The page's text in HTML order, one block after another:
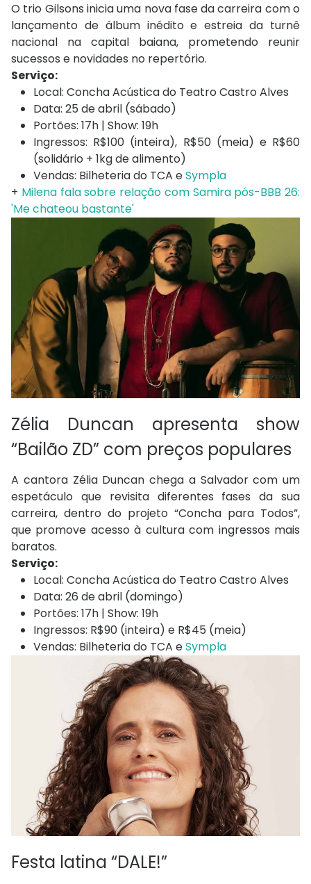
O trio Gilsons inicia uma nova fase da carreira com o
lançamento de álbum inédito e estreia da turnê
nacional na capital baiana, prometendo reunir
sucessos e novidades no repertório.
Serviço:
Local: Concha Acústica do Teatro Castro Alves
Data: 25 de abril (sábado)
Portões: 17h | Show: 19h
Ingressos: R$100 (inteira), R$50 (meia) e R$60
(solidário + 1kg de alimento)
Vendas: Bilheteria do TCA eSympla
+ Milena fala sobre relação com Samira pós-BBB 26:
'Me chateou bastante'
Zélia Duncan apresenta show
“Bailão ZD” com preços populares
A cantora Zélia Duncan chega a Salvador com um
espetáculo que revisita diferentes fases da sua
carreira, dentro do projeto “Concha para Todos”,
que promove acesso à cultura com ingressos mais
baratos.
Serviço:
Local: Concha Acústica do Teatro Castro Alves
Data: 26 de abril (domingo)
Portões: 17h | Show: 19h
Ingressos: R$90 (inteira) e R$45 (meia)
Vendas: Bilheteria do TCA eSympla
Festa latina “DALE!”